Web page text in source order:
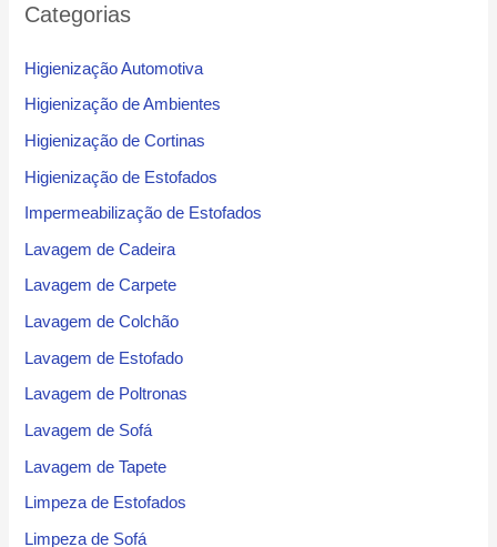
Categorias
Higienização Automotiva
Higienização de Ambientes
Higienização de Cortinas
Higienização de Estofados
Impermeabilização de Estofados
Lavagem de Cadeira
Lavagem de Carpete
Lavagem de Colchão
Lavagem de Estofado
Lavagem de Poltronas
Lavagem de Sofá
Lavagem de Tapete
Limpeza de Estofados
Limpeza de Sofá